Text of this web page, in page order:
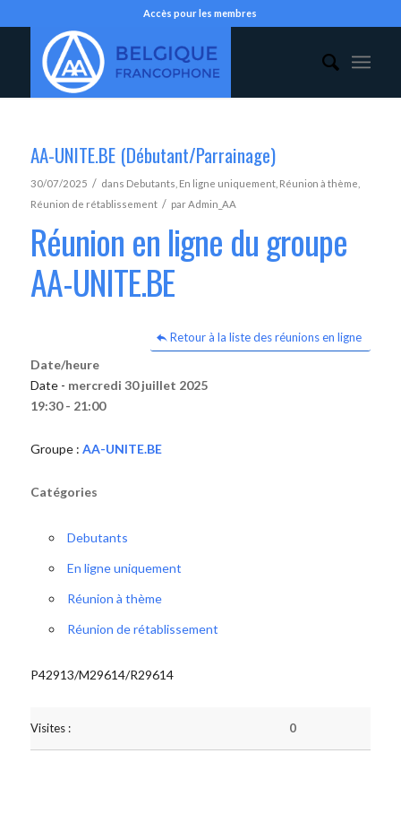
Accès pour les membres
AA-UNITE.BE (Débutant/Parrainage)
30/07/2025 / dans Debutants En ligne uniquement, Réunion à thème
Réunion de rétablissement / parAdmin_AA
Réunion en ligne du groupe
AA-UNITE.BE
Retour à la liste des réunions en ligne
Date/heure
Date - mercredi 30 juillet 2025
19:30 - 21:00
Groupe : AA-UNITE.BE
Catégories
Debutants
En ligne uniquement
Réunion à thème
Réunion de rétablissement
P42913/M29614/R29614
Visites : 0